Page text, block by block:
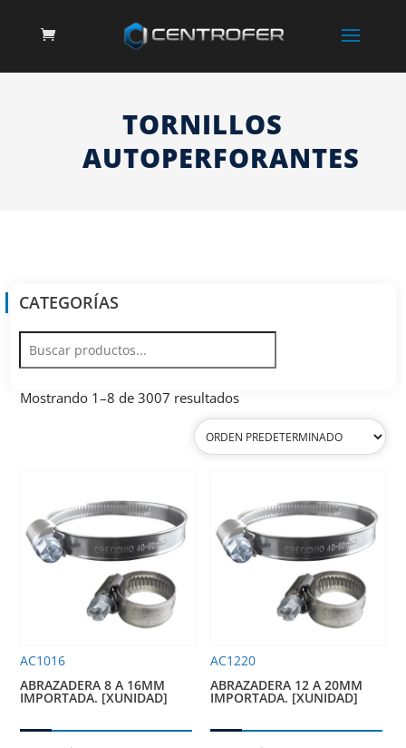
TORNILLOS
AUTOPERFORANTES
CATEGORÍAS
Mostrando 1–8 de 3007 resultados
AC1016
ABRAZADERA 8 A 16MM
IMPORTADA. [XUNIDAD]
AC1220
ABRAZADERA 12 A 20MM
IMPORTADA. [XUNIDAD]